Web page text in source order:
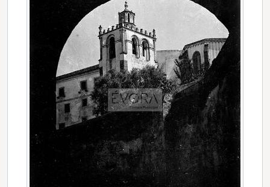
[Série] Ruínas romanas da Tourega
[Série] Vários aspectos de Arraiolos
[Série] Igreja da Graça do Divor
[Série] Santuário de N.ª S. ª d'Aires
[Série] Janelas de Évora
[Série] Aqueduto da Água da Prata
[Série] Quadros de antigos conventos de Évora
[Série] Pinturas do Ciclo do Santo Lenho
[Série] Portal da Igreja de Nossa Senhora do Espinheiro
[Série] Solar dos Duques de Cadaval
[Série] Igreja da Misericórdia, em Évora
[Série] Solar do Conde da Azarujinha, na Azaruja
[Série] Postigo da Vila e Torre do Relógio (Redondo)